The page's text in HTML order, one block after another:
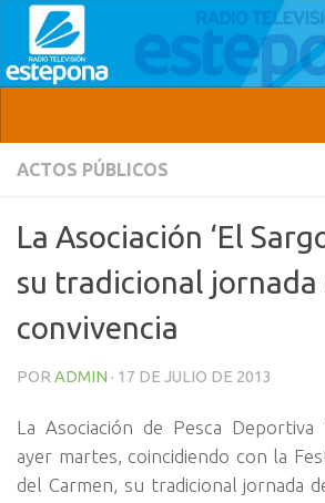
ACTOS PÚBLICOS
La Asociación ‘El
su tradicional jornada
convivencia
POR ADMIN · 17 DE JULIO DE 2013
La Asociación de Pesca Deportiva
ayer martes, coincidiendo con la
del Carmen, su tradicional jornada